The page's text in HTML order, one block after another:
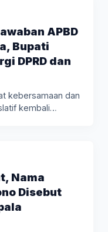
APBD
Bupati
DPRD dan
kebersamaan dan
kembali
Nama
Disebut